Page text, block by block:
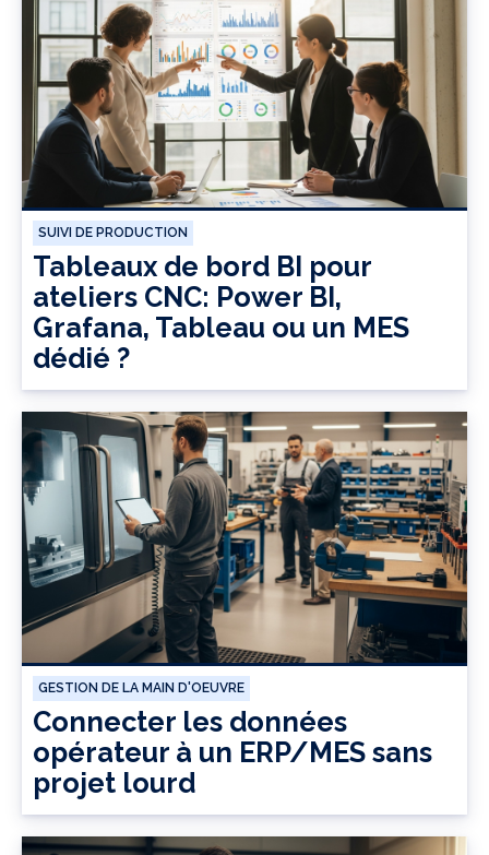
SUIVI DE PRODUCTION
Tableaux de bord BI pour
ateliers CNC: Power BI,
Grafana, Tableau ou un MES
dédié ?
GESTION DE LA MAIN D'OEUVRE
Connecter les données
opérateur à un ERP/MES sans
projet lourd